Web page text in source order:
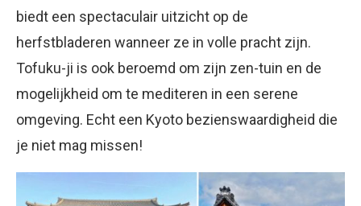
biedt een spectaculair uitzicht op de
herfstbladeren wanneer ze in volle pracht zijn.
Tofuku-ji is ook beroemd om zijn zen-tuin en de
mogelijkheid om te mediteren in een serene
omgeving. Echt een Kyoto bezienswaardigheid die
je niet mag missen!